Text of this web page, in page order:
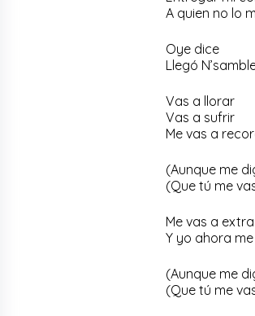
A quien no lo
Oye dice
Llegó
Vas a llorar
Vas a sufrir
Me vas a
(Aunque me
(Que tú me
Me vas a
Y yo ahora
(Aunque me
(Que tú me